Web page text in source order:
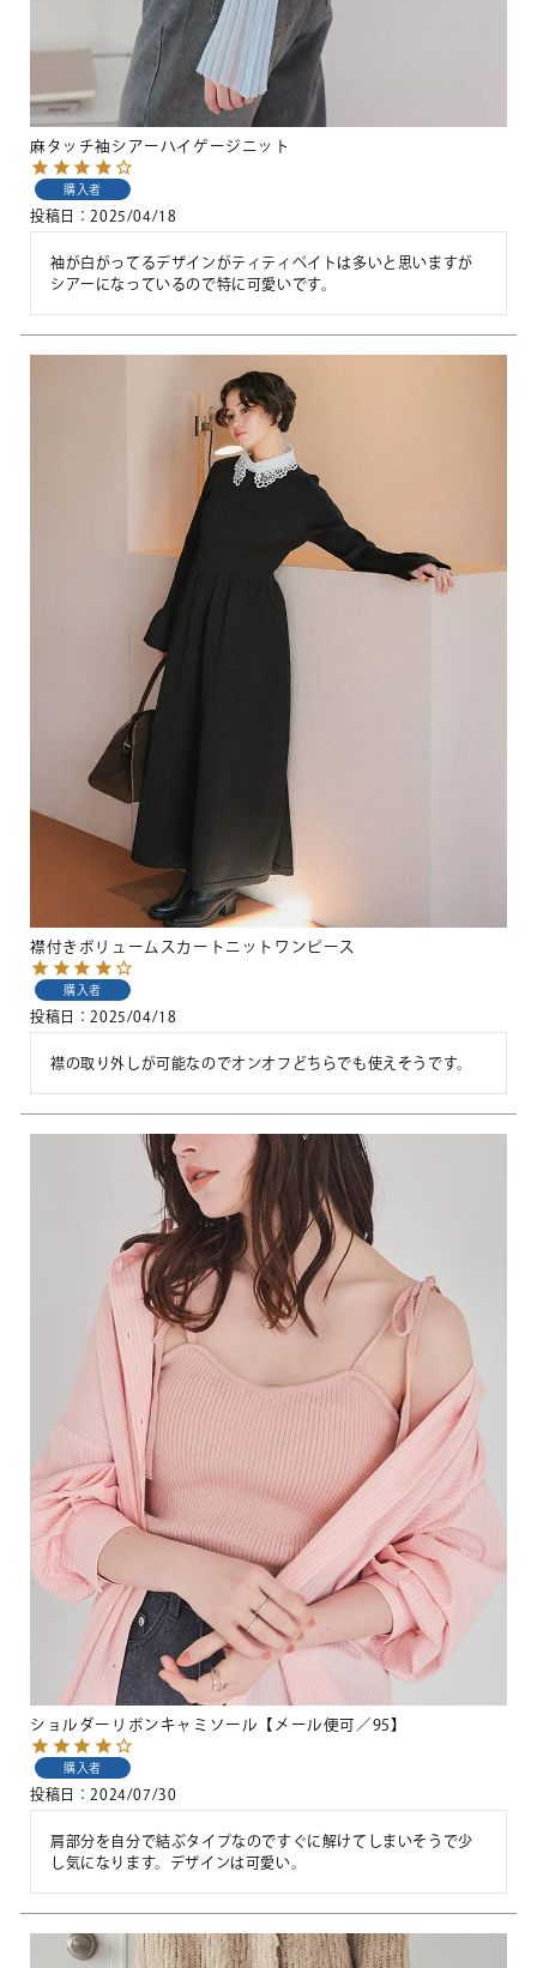
麻タッチ袖シアーハイゲージニット
購入者
投稿日 2025/04/18
袖が白がってるデザインがティティベイトは多いと思いますが
シアーになっているので特に可愛いです。
襟付きボリュームスカートニットワンピース
購入者
投稿日 2025/04/18
襟の取り外しが可能なのでオンオフどちらでも使えそうです。
ショルダーリボンキャミソール【メール便可／95】
購入者
投稿日 2024/07/30
肩部分を自分で結ぶタイプなのですぐに解けてしまいそうで少
し気になります。デザインは可愛い。